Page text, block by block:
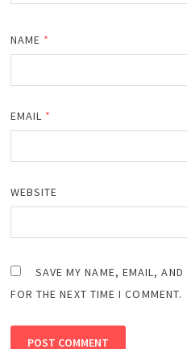
NAME *
EMAIL *
WEBSITE
SAVE MY NAME, EMAIL,
FOR THE NEXT TIME I COMMENT.